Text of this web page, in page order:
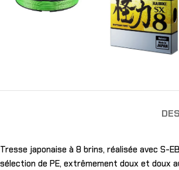
Tresse japonaise à 8 brins, réalisée avec S-
sélection de PE, extrêmement doux et doux